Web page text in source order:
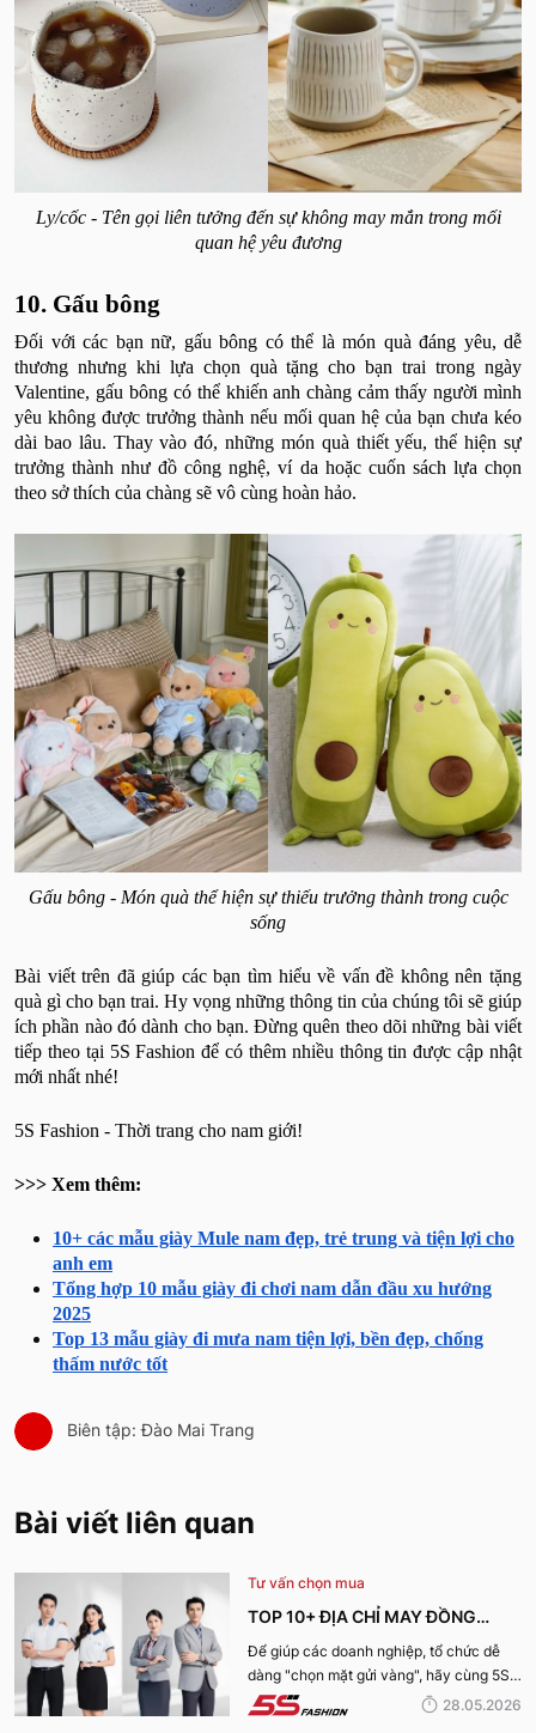
Ly/cốc - Tên gọi liên tưởng đến sự không may mắn trong mối
quan hệ yêu đương
10. Gấu bông
Đối với các bạn nữ, gấu bông có thể là món quà đáng yêu, dễ
thương nhưng khi lựa chọn quà tặng cho bạn trai trong ngày
Valentine, gấu bông có thể khiến anh chàng cảm thấy người mình
yêu không được trưởng thành nếu mối quan hệ của bạn chưa kéo
dài bao lâu. Thay vào đó, những món quà thiết yếu, thể hiện sự
trưởng thành như đồ công nghệ, ví da hoặc cuốn sách lựa chọn
theo sở thích của chàng sẽ vô cùng hoàn hảo.
Gấu bông - Món quà thể hiện sự thiếu trưởng thành trong cuộc
sống
Bài viết trên đã giúp các bạn tìm hiểu về vấn đề không nên tặng
quà gì cho bạn trai. Hy vọng những thông tin của chúng tôi sẽ giúp
ích phần nào đó dành cho bạn. Đừng quên theo dõi những bài viết
tiếp theo tại 5S Fashion để có thêm nhiều thông tin được cập nhật
mới nhất nhé!
5S Fashion - Thời trang cho nam giới!
>>> Xem thêm:
10+ các mẫu giày Mule nam đẹp, trẻ trung và tiện lợi cho
anh em
Tổng hợp 10 mẫu giày đi chơi nam dẫn đầu xu hướng
2025
Top 13 mẫu giày đi mưa nam tiện lợi, bền đẹp, chống
thấm nước tốt
Biên tập: Đào Mai Trang
Bài viết liên quan
Tư vấn chọn mua
TOP 10+ ĐỊA CHỈ MAY ĐỒNG
PHỤC CÔNG TY ĐẸP, UY TÍN
NHẤT HIỆN NAY
Để giúp các doanh nghiệp, tổ chức dễ
dàng "chọn mặt gửi vàng", hãy cùng 5S
Fashion tìm hiểu những địa chỉ may đồng
phục công ty uy tín, chất lượng và nhận
28.05.2026